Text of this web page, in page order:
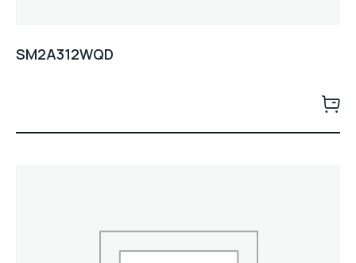
SM2A312WQD